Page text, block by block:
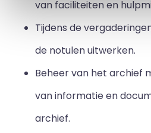
van faciliteiten en
Tijdens de
de notulen uitwerken.
Beheer van het archief
van informatie en
archief.